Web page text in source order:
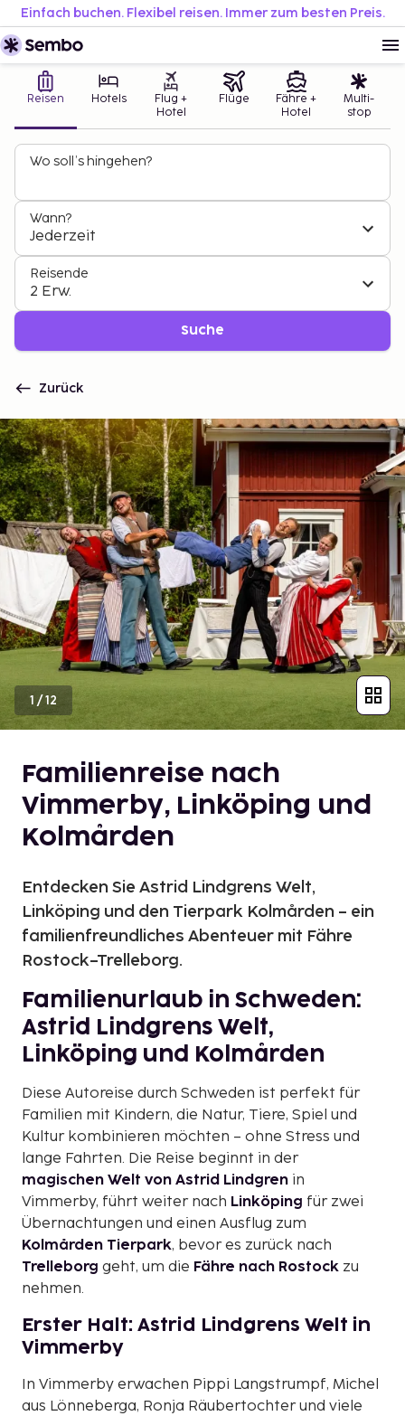
Einfach buchen. Flexibel reisen. Immer zum besten Preis.
Reisen Hotels
Flug +
Hotel
Flüge
Fähre +
Hotel
Multi-
stop
Wo soll’s hingehen?
Wann?
Jederzeit
Reisende
2 Erw.
Suche
Zurück
1 /12
Familienreise nach
Vimmerby, Linköping und
Kolmården
Entdecken Sie Astrid Lindgrens Welt,
Linköping und den Tierpark Kolmården – ein
familienfreundliches Abenteuer mit Fähre
Rostock–Trelleborg.
Familienurlaub in Schweden:
Astrid Lindgrens Welt,
Linköping und Kolmården
Diese Autoreise durch Schweden ist perfekt für
Familien mit Kindern, die Natur, Tiere, Spiel und
Kultur kombinieren möchten – ohne Stress und
lange Fahrten. Die Reise beginnt in der
magischen Welt von Astrid Lindgren in
Vimmerby, führt weiter nach Linköping für zwei
Übernachtungen und einen Ausflug zum
Kolmården Tierpark, bevor es zurück nach
Trelleborg geht, um die Fähre nach Rostock zu
nehmen.
Erster Halt: Astrid Lindgrens Welt in
Vimmerby
In Vimmerby erwachen Pippi Langstrumpf, Michel
aus Lönneberga, Ronja Räubertochter und viele